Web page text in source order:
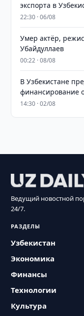
экспорта в
22:30 · 06/08
Умер актёр,
Убайдуллаев
00:22 · 08/08
В Узбекистане
финансирование
14:30 · 02/08
Ведущий новостной
24/7.
РАЗДЕЛЫ
Узбекистан
Экономика
Финансы
Технологии
Культура